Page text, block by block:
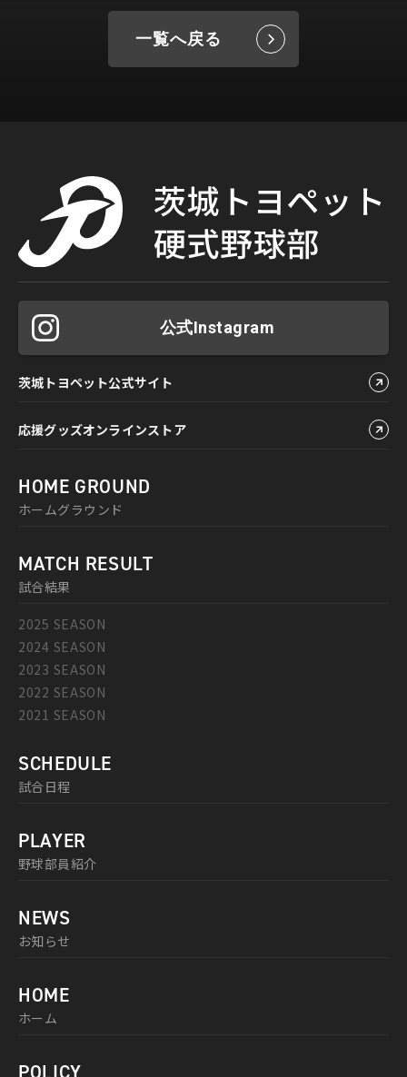
一覧へ戻る
公式Instagram
茨城トヨペット公式サイト
応援グッズオンラインストア
HOME GROUND
ホームグラウンド
MATCH RESULT
試合結果
2025 SEASON
2024 SEASON
2023 SEASON
2022 SEASON
2021 SEASON
SCHEDULE
試合日程
PLAYER
野球部員紹介
NEWS
お知らせ
HOME
ホーム